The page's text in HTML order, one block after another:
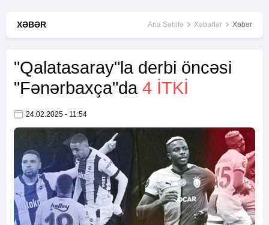
XƏBƏR Ana Səhifə Xəbərlər Xəbər
"Qalatasaray"la derbi öncəsi
"Fənərbaxça"da 4 ITKI
24.02.2025 - 11:54